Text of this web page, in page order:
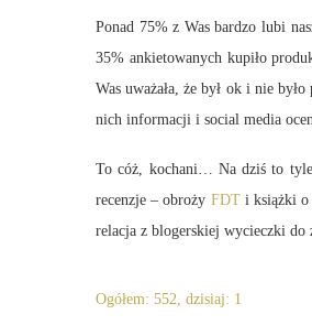
Ponad 75% z Was bardzo lubi
35% ankietowanych kupiło
Was uważała, że był ok i nie
nich informacji i social media
To cóż, kochani… Na dziś to
recenzje – obroży FDTi książki o
relacja z blogerskiej wycieczki do
Ogółem: 552, dzisiaj: 1